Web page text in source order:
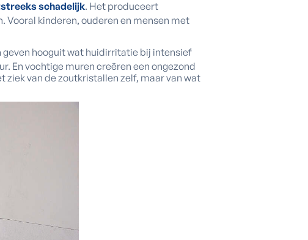
schadelijk. Het produceert
kinderen, ouderen en mensen met
hooguit wat huidirritatie bij intensief
En vochtige muren creëren een ongezond
van de zoutkristallen zelf, maar van wat